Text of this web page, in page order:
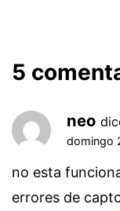
5
neo
domingo
no esta
errores de